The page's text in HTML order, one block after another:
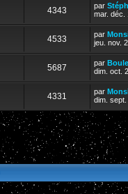
4343 par
mar. déc.
4533 par
jeu. nov.
5687 par
dim. oct.
4331 par
dim.